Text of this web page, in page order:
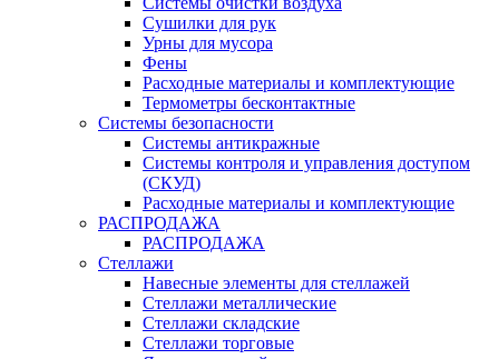
Сушилки для рук
Урны для мусора
Фены
Расходные материалы и комплектующие
Термометры бесконтактные
Системы безопасности
Системы антикражные
Системы контроля и управления доступом
(СКУД)
Расходные материалы и комплектующие
РАСПРОДАЖА
РАСПРОДАЖА
Стеллажи
Навесные элементы для стеллажей
Стеллажи металлические
Стеллажи складские
Стеллажи торговые